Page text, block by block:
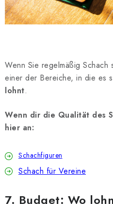
Wenn Sie regelmäßig Schach
einer der Bereiche, in die es
lohnt.
Wenn dir die Qualität des
hier an:
Schachfiguren
Schach für Vereine
7. Budget: Wo